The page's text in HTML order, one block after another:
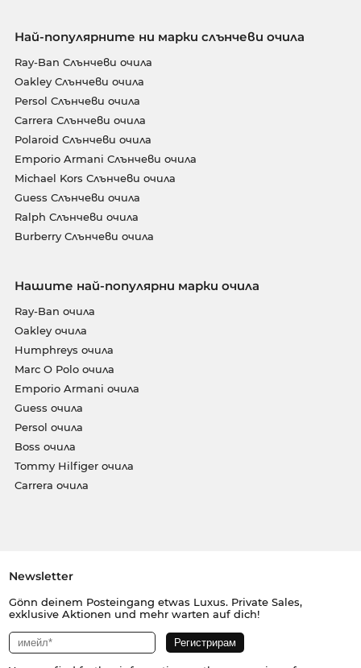
Най-популярните ни марки слънчеви очила
Ray-Ban Слънчеви очила
Oakley Слънчеви очила
Persol Слънчеви очила
Carrera Слънчеви очила
Polaroid Слънчеви очила
Emporio Armani Слънчеви очила
Michael Kors Слънчеви очила
Guess Слънчеви очила
Ralph Слънчеви очила
Burberry Слънчеви очила
Нашите най-популярни марки очила
Ray-Ban очила
Oakley очила
Humphreys очила
Marc O Polo очила
Emporio Armani очила
Guess очила
Persol очила
Boss очила
Tommy Hilfiger очила
Carrera очила
Newsletter
Gönn deinem Posteingang etwas Luxus. Private Sales,
exklusive Aktionen und mehr warten auf dich!